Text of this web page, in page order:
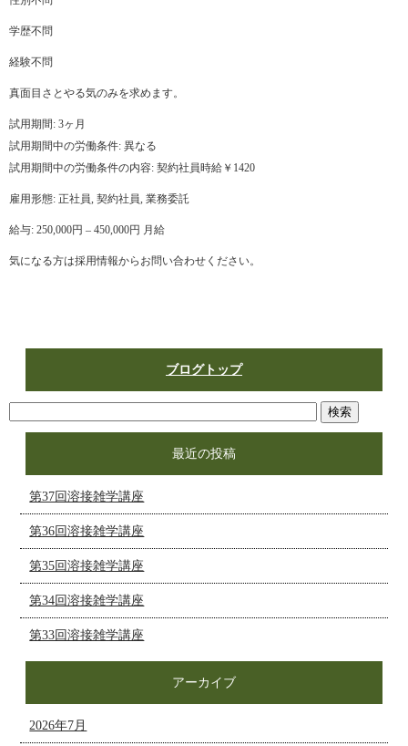
学歴不問
経験不問
真面目さとやる気のみを求めます。
試用期間: 3ヶ月
試用期間中の労働条件: 異なる
試用期間中の労働条件の内容: 契約社員時給￥1420
雇用形態: 正社員, 契約社員, 業務委託
給与: 250,000円 – 450,000円 月給
気になる方は採用情報からお問い合わせください。
ブログトップ
最近の投稿
第37回溶接雑学講座
第36回溶接雑学講座
第35回溶接雑学講座
第34回溶接雑学講座
第33回溶接雑学講座
アーカイブ
2026年7月